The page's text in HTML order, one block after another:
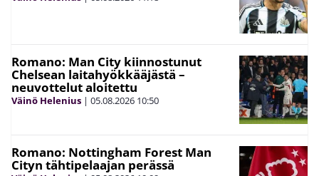
Romano: Man City kiinnostunut
Chelsean laitahyökkääjästä –
neuvottelut aloitettu
Väinö Helenius | 05.08.2026 10:50
Romano: Nottingham Forest Man
Cityn tähtipelaajan perässä